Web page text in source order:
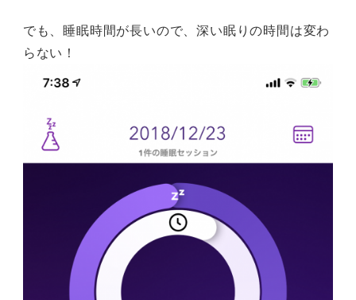
でも、睡眠時間が長いので、深い眠りの時間は変わ
らない！